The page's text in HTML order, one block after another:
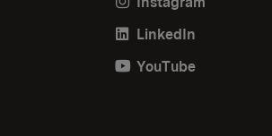
LinkedIn
YouTube